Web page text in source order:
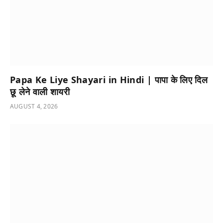
Papa Ke Liye Shayari in Hindi | पापा के लिए दिल
छू लेने वाली शायरी
AUGUST 4, 2026